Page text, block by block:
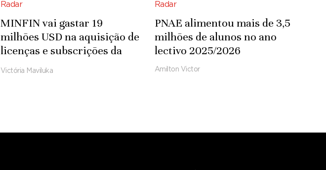
Radar
MINFIN vai gastar 19
milhões USD na aquisição de
licenças e subscrições da
Microsoft
Victória Maviluka
Radar
PNAE alimentou mais de 3,5
milhões de alunos no ano
lectivo 2025/2026
Amilton Victor